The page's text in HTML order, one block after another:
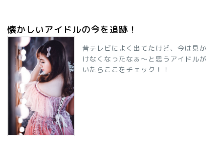
懐かしいアイドルの今を追跡！
昔テレビによく出てたけど、今は見か
けなくなったなぁ～と思うアイドルが
いたらここをチェック！！